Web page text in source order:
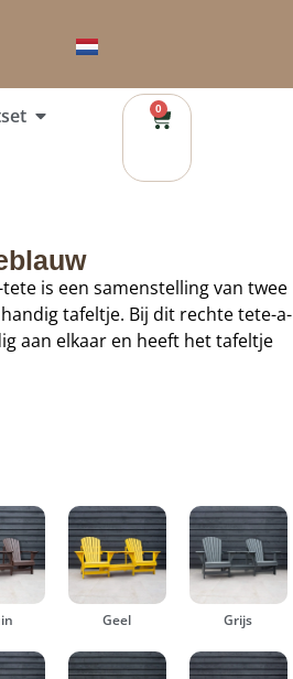
0
is een samenstelling van twee
tafeltje. Bij dit rechte tete-a-
aan elkaar en heeft het tafeltje
Geel Grijs